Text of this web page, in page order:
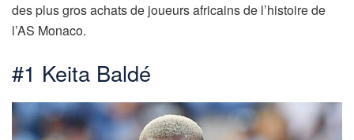
des plus gros achats de joueurs africains de l’histoire de
l’AS Monaco.
#1 Keita Baldé